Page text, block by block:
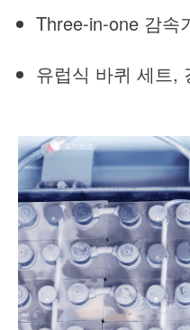
Three-in-one 감속
유럽식 바퀴 세트,